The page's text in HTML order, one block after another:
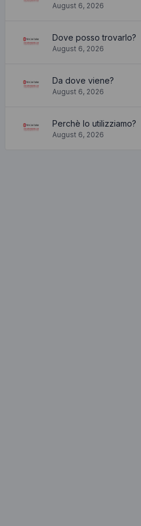
August 6, 2026
Dove posso trovarlo?
August 6, 2026
Da dove viene?
August 6, 2026
Perchè lo utilizziamo?
August 6, 2026